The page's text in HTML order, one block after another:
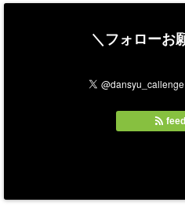
＼フォローお